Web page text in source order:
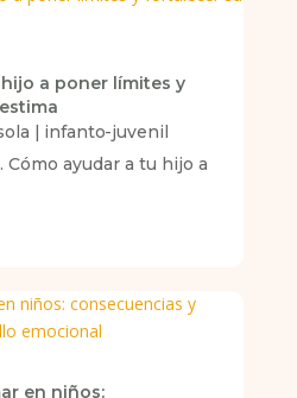
a poner límites y
| infanto-juvenil
ayudar a tu hijo a
en niños: